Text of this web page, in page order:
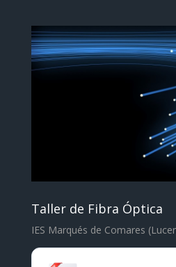
Taller de Fibra Óptica
IES Marqués de Comares